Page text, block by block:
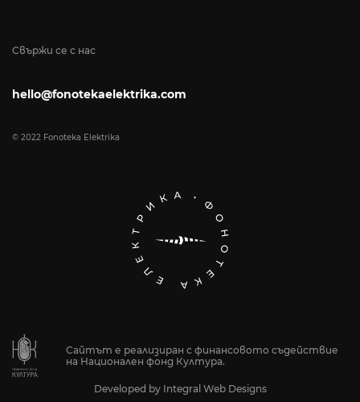
Свържи се с нас
hello@fonotekaelektrika.com
© 2022 Fonoteka Elektrika
Сайтът е реализиран с финансовото съдействие
на Национален фонд Култура.
Developed by Integral Web Designs